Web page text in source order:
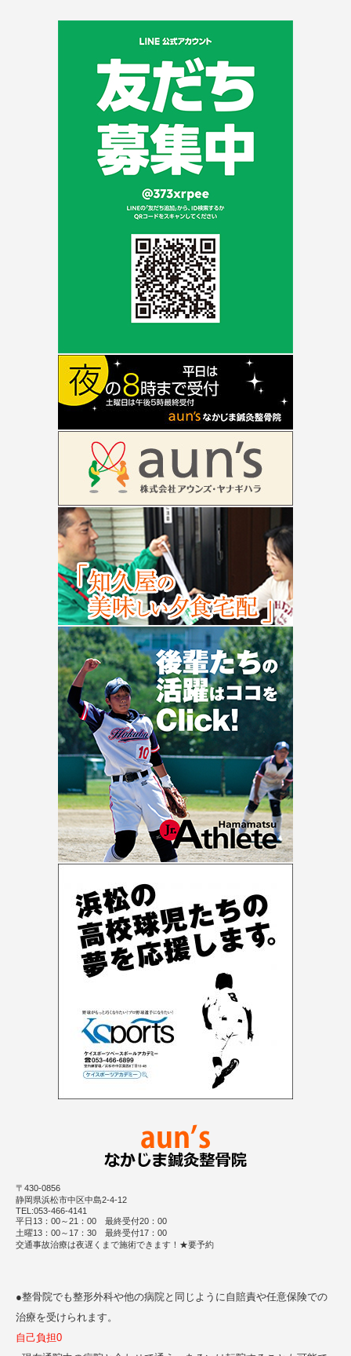
〒430-0856
静岡県浜松市中区中島2-4-12
TEL:053-466-4141
平日13：00～21：00 最終受付20：00
土曜13：00～17：30 最終受付17：00
交通事故治療は夜遅くまで施術できます！★要予約
●整骨院でも整形外科や他の病院と同じように自賠責や任意保険での
治療を受けられます。
自己負担0